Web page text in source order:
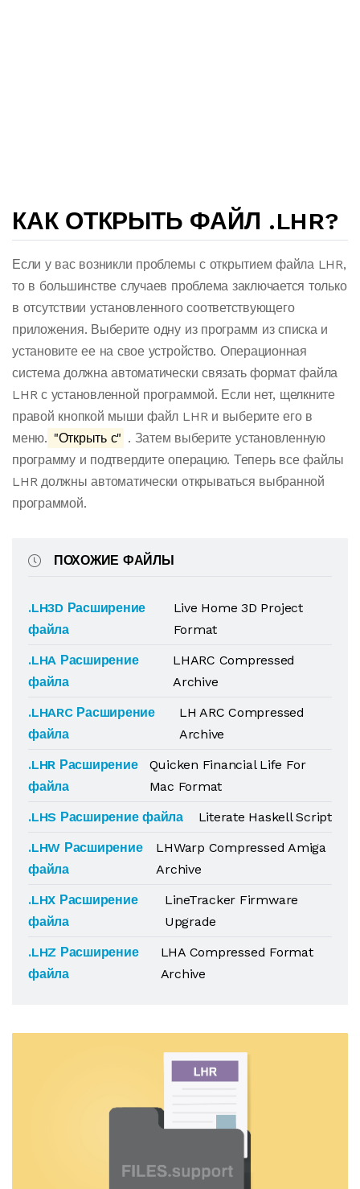
КАК ОТКРЫТЬ ФАЙЛ .LHR?
Если у вас возникли проблемы с открытием файла LHR,
то в большинстве случаев проблема заключается только
в отсутствии установленного соответствующего
приложения. Выберите одну из программ из списка и
установите ее на свое устройство. Операционная
система должна автоматически связать формат файла
LHR с установленной программой. Если нет, щелкните
правой кнопкой мыши файл LHR и выберите его в
меню. "Открыть с" . Затем выберите установленную
программу и подтвердите операцию. Теперь все файлы
LHR должны автоматически открываться выбранной
программой.
ПОХОЖИЕ ФАЙЛЫ
.LH3D Расширение
файла
Live Home 3D Project
Format
.LHA Расширение
файла
LHARC Compressed
Archive
.LHARC Расширение
файла
LH ARC Compressed
Archive
.LHR Расширение
файла
Quicken Financial Life For
Mac Format
.LHS Расширение файла
Literate Haskell Script
.LHW Расширение
файла
LHWarp Compressed Amiga
Archive
.LHX Расширение
файла
LineTracker Firmware
Upgrade
.LHZ Расширение
файла
LHA Compressed Format
Archive